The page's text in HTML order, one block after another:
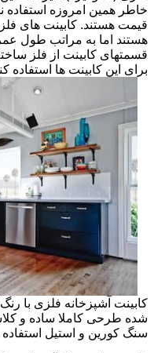
خاطر همین امروزه استفاده
قیمت هستند. کابینت های
هستند اما به مراتب طول عمر
قسمتهای کابینت از فلز
برای این کابینت ها استفاده
کابینت آشپزخانه فلزی با
شده طرحی کاملا ساده و
سنگ کورین و استیل